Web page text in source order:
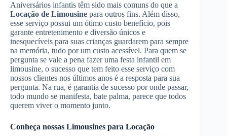
Aniversários infantis têm sido mais comuns do que a
Locação de Limousine para outros fins. Além disso,
esse serviço possui um ótimo custo benefício, pois
garante entretenimento e diversão únicos e
inesquecíveis para suas crianças guardarem para sempre
na memória, tudo por um custo acessível. Para quem se
pergunta se vale a pena fazer uma festa infantil em
limousine, o sucesso que tem feito esse serviço com
nossos clientes nos últimos anos é a resposta para sua
pergunta. Na rua, é garantia de sucesso por onde passar,
todo mundo se manifesta, bate palma, parece que todos
querem viver o momento junto.
Conheça nossas Limousines para Locação